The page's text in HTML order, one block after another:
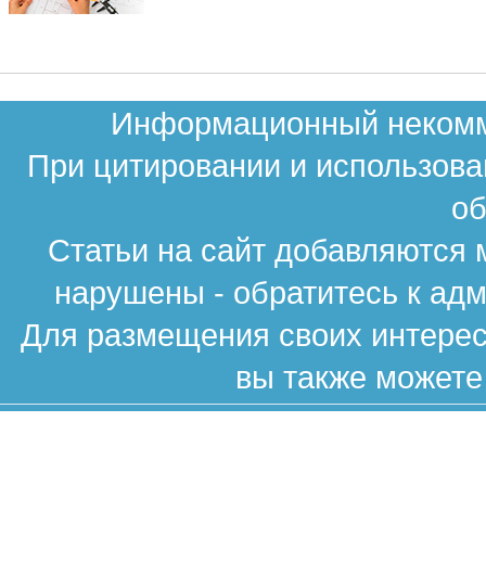
Информационный
При цитировании и
Статьи на сайт
нарушены - обратитесь к
Для размещения своих
вы также